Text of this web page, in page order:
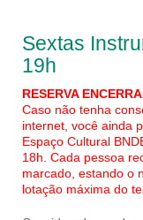
Sextas
19h
RESERVA
Caso não tenha
internet, você ainda
Espaço Cultural
18h. Cada pessoa
marcado, estando o
lotação máxima do